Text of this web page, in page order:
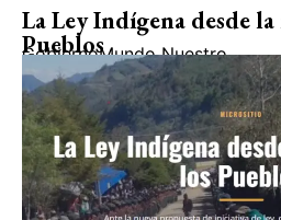
La Ley Indígena desde
Pueblos
GobiernoMundo Nuestro